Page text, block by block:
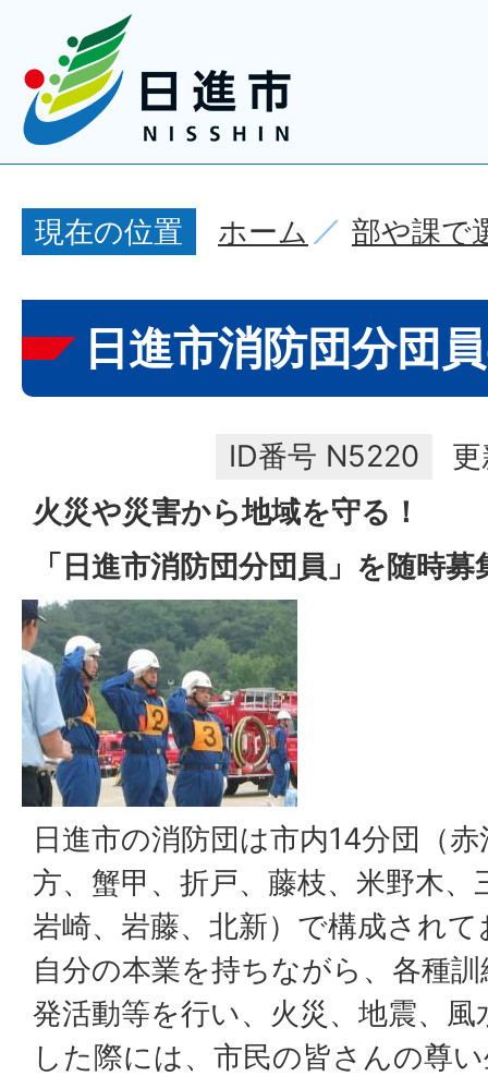
現在の位置 ホーム 部や課で
日進市消防団分団
ID番号 N5220
火災や災害から地域を守る！
「日進市消防団分団員」を随時
日進市の消防団は市内14分団（
方、蟹甲、折戸、藤枝、米野木、
岩崎、岩藤、北新）で構成され
自分の本業を持ちながら、各種
発活動等を行い、火災、地震、
した際には、市民の皆さんの尊